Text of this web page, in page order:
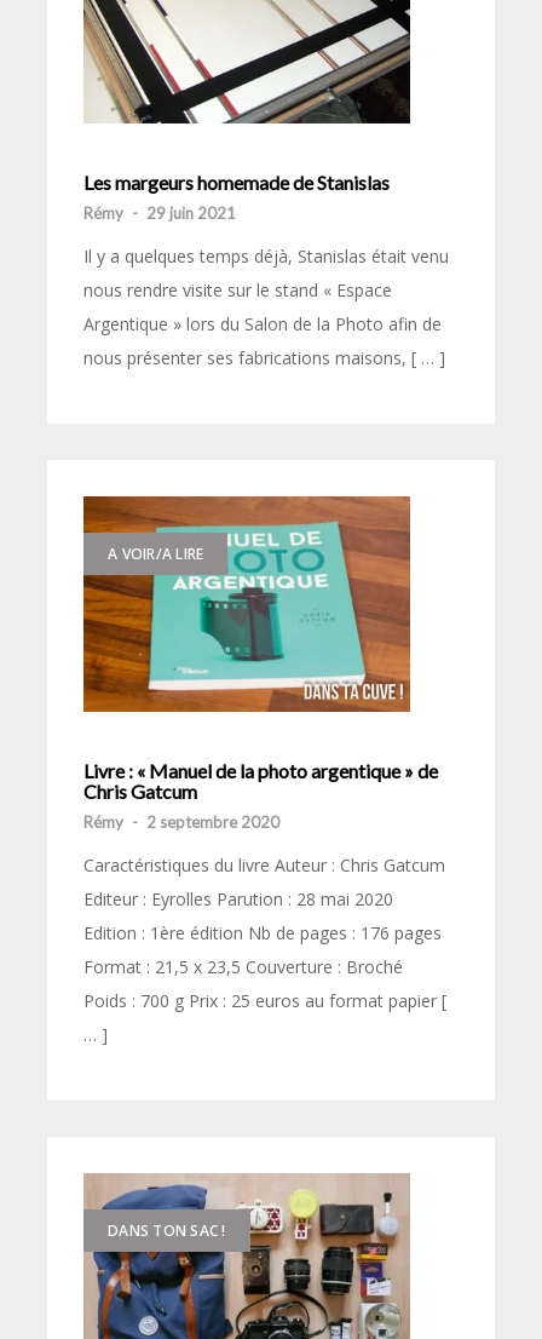
Les margeurs homemade de Stanislas
Rémy - 29 juin 2021
Il y a quelques temps déjà, Stanislas était venu
nous rendre visite sur le stand « Espace
Argentique » lors du Salon de la Photo afin de
nous présenter ses fabrications maisons, [ … ]
A VOIR/A LIRE
Livre : « Manuel de la photo argentique » de
Chris Gatcum
Rémy - 2 septembre 2020
Caractéristiques du livre Auteur : Chris Gatcum
Editeur : Eyrolles Parution : 28 mai 2020
Edition : 1ère édition Nb de pages : 176 pages
Format : 21,5 x 23,5 Couverture : Broché
Poids : 700 g Prix : 25 euros au format papier [
… ]
DANS TON SAC !